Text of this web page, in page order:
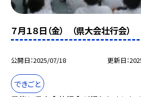
７月１８日（金） （県大会壮行会）
公開日 2025/07/18 更新日
できごと